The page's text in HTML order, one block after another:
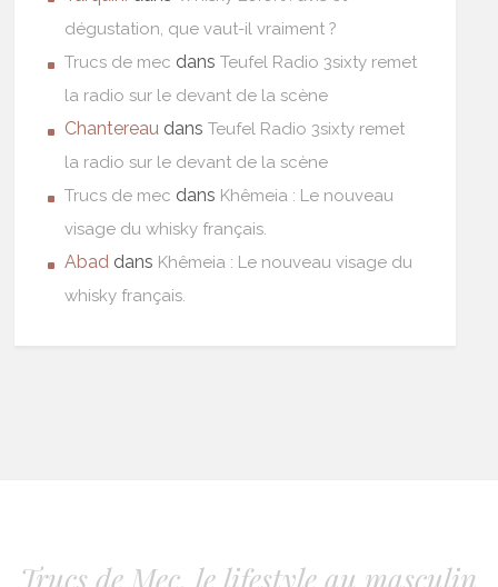
dégustation, que vaut-il vraiment ?
Trucs de mec dansTeufel Radio 3sixty remet
la radio sur le devant de la scène
Chantereau dansTeufel Radio 3sixty remet
la radio sur le devant de la scène
Trucs de mec dans Khêmeia : Le nouveau
visage du whisky français.
Abad dans Khêmeia : Le nouveau visage du
whisky français.
Trucs de Mec, le lifestyle au masculin